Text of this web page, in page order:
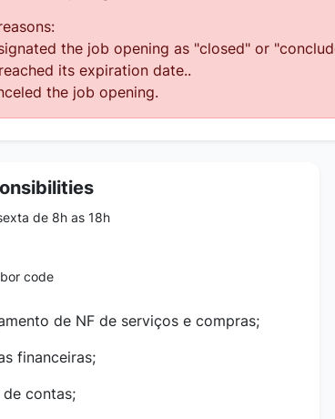
the job opening as "closed" or
its expiration date..
the job opening.
de 8h as 18h
code
de NF de serviços e compras;
financeiras;
contas;